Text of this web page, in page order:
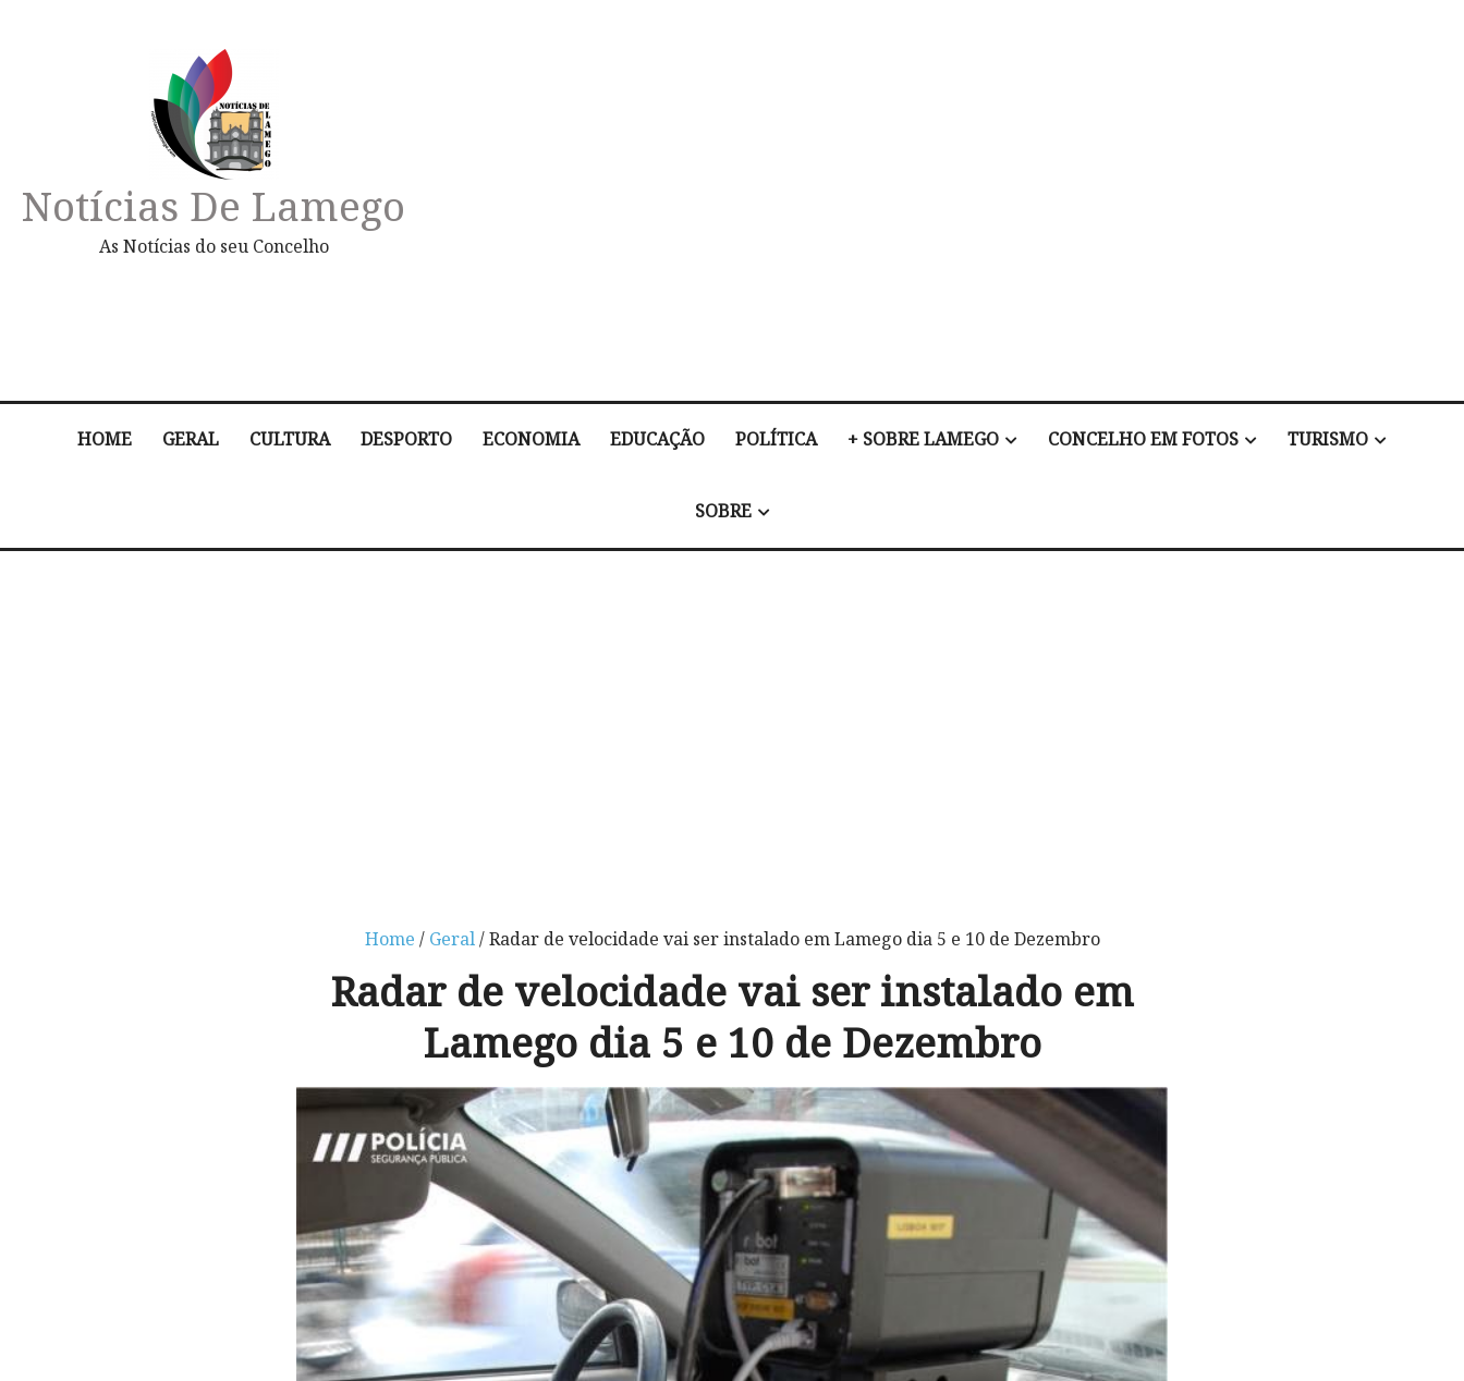
Notícias De Lamego
As Notícias do seu Concelho
HOME GERAL CULTURA DESPORTO ECONOMIA EDUCAÇÃO POLÍTICA + SOBRE LAMEGO CONCELHO EM FOTOS TURISMO
SOBRE
Home / Geral/ Radar de velocidade vai ser instalado em Lamego dia 5 e 10 de Dezembro
Radar de velocidade vai ser instalado em
Lamego dia 5 e 10 de Dezembro